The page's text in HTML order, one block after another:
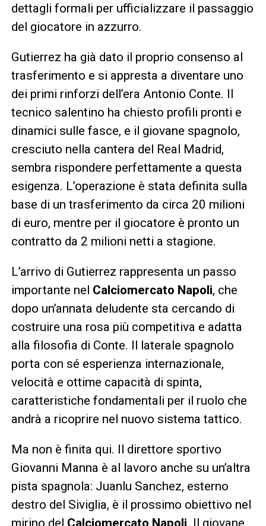
dettagli formali per ufficializzare il passaggio
del giocatore in azzurro.
Gutierrez ha già dato il proprio consenso al
trasferimento e si appresta a diventare uno
dei primi rinforzi dell’era Antonio Conte. Il
tecnico salentino ha chiesto profili pronti e
dinamici sulle fasce, e il giovane spagnolo,
cresciuto nella cantera del Real Madrid,
sembra rispondere perfettamente a questa
esigenza. L’operazione è stata definita sulla
base di un trasferimento da circa 20 milioni
di euro, mentre per il giocatore è pronto un
contratto da 2 milioni netti a stagione.
L’arrivo di Gutierrez rappresenta un passo
importante nel Calciomercato Napoli, che
dopo un’annata deludente sta cercando di
costruire una rosa più competitiva e adatta
alla filosofia di Conte. Il laterale spagnolo
porta con sé esperienza internazionale,
velocità e ottime capacità di spinta,
caratteristiche fondamentali per il ruolo che
andrà a ricoprire nel nuovo sistema tattico.
Ma non è finita qui. Il direttore sportivo
Giovanni Manna è al lavoro anche su un’altra
pista spagnola: Juanlu Sanchez, esterno
destro del Siviglia, è il prossimo obiettivo nel
mirino del Calciomercato Napoli. Il giovane,